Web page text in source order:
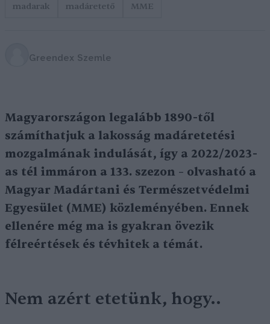
madarak madáretető MME
Greendex Szemle
Magyarországon legalább 1890-től
számíthatjuk a lakosság madáretetési
mozgalmának indulását, így a 2022/2023-
as tél immáron a 133. szezon – olvasható a
Magyar Madártani és Természetvédelmi
Egyesület (MME) közleményében. Ennek
ellenére még ma is gyakran övezik
félreértések és tévhitek a témát.
Nem azért etetünk, hogy..